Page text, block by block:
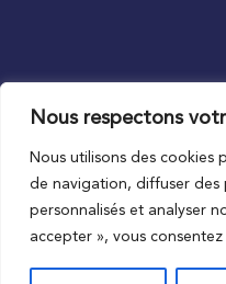
Nous respectons
Nous utilisons des cookies
de navigation, diffuser des
personnalisés et analyser
accepter », vous
Au plus proche du local